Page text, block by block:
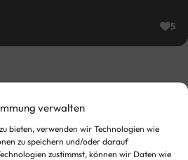
verwalten
bieten, verwenden wir Technologien wie
zu speichern und/oder darauf
zustimmst, können wir Daten wie
5
Person vorhanden.